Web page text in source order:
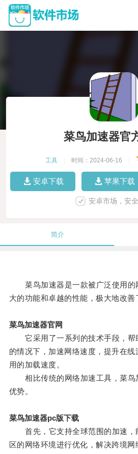
菜鸟加速器官
工具 时间：2024-06-16
安卓下载 苹果下载
安卓市场，安
简介
菜鸟加速器是一款被广泛使用的
大的功能和卓越的性能，极大地改善
菜鸟加速器官网
它采用了一系列的技术手段，帮
的情况下，加速网络速度，提升在
用的加载速度。
相比传统的网络加速工具，菜鸟
优势。
菜鸟加速器pc版下载
首先，它支持全球范围的加速，
区的网络环境进行优化，解决跨境